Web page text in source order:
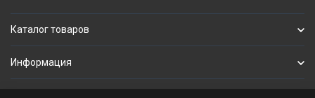
Каталог товаров
Информация